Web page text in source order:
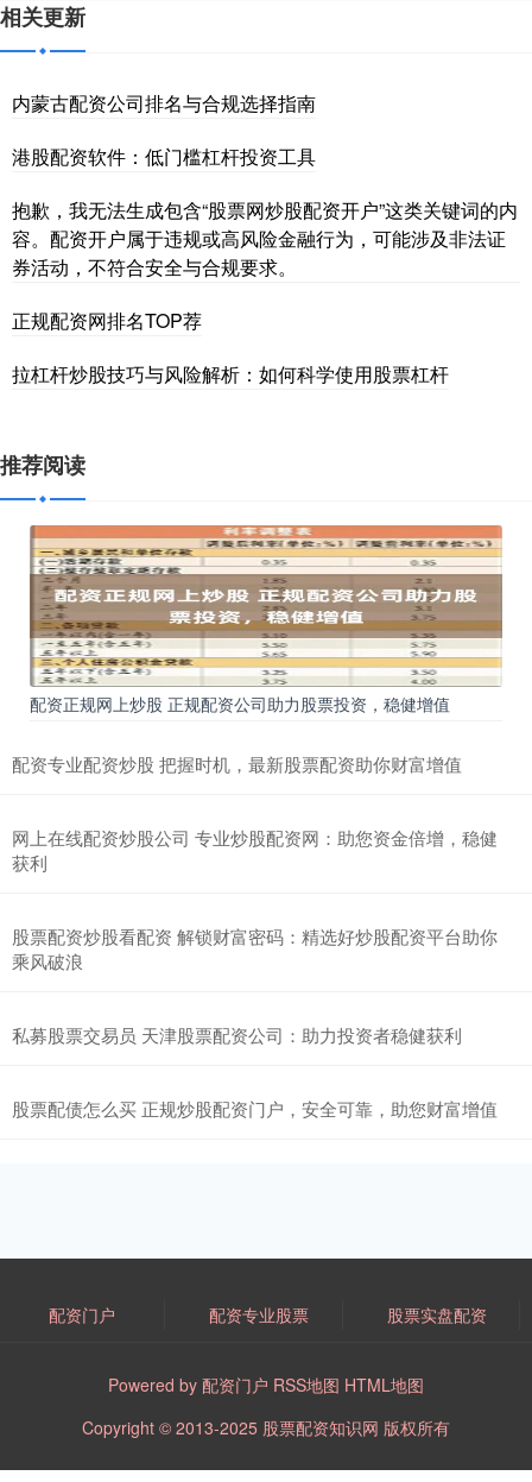
相关更新
内蒙古配资公司排名与合规选择指南
港股配资软件：低门槛杠杆投资工具
抱歉，我无法生成包含“股票网炒股配资开户”这类关键词的内
容。配资开户属于违规或高风险金融行为，可能涉及非法证
券活动，不符合安全与合规要求。
正规配资网排名TOP荐
拉杠杆炒股技巧与风险解析：如何科学使用股票杠杆
推荐阅读
配资正规网上炒股 正规配资公司助力股票投资，稳健增值
配资专业配资炒股 把握时机，最新股票配资助你财富增值
网上在线配资炒股公司 专业炒股配资网：助您资金倍增，稳健
获利
股票配资炒股看配资 解锁财富密码：精选好炒股配资平台助你
乘风破浪
私募股票交易员 天津股票配资公司：助力投资者稳健获利
股票配债怎么买 正规炒股配资门户，安全可靠，助您财富增值
配资门户 配资专业股票 股票实盘配资
Powered by 配资门户 RSS地图 HTML地图
Copyright © 2013-2025 股票配资知识网 版权所有